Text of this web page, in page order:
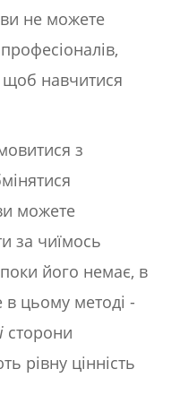
не можете
щоб навчитися
з
можете
за чиїмось
його немає, в
цьому методі -
сторони
рівну цінність